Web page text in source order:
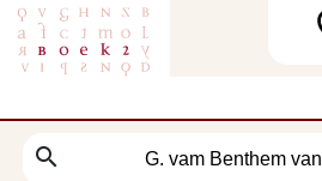
search